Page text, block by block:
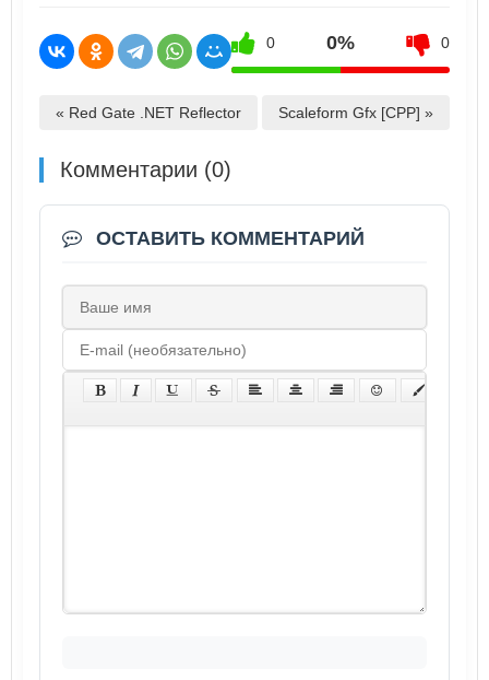
0 0% 0
« Red Gate .NET Reflector Scaleform Gfx [CPP] »
Комментарии (0)
ОСТАВИТЬ КОММЕНТАРИЙ